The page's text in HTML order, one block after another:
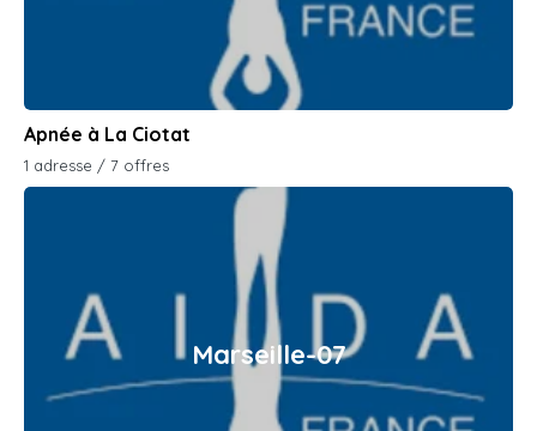
Apnée à La Ciotat
1 adresse / 7 offres
Marseille-07